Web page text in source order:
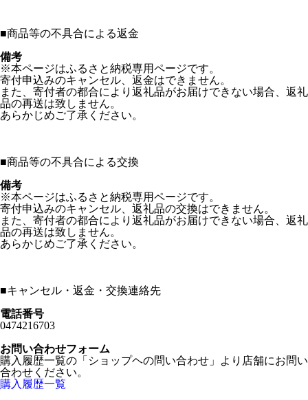
■商品等の不具合による返金
備考
※本ページはふるさと納税専用ページです。
寄付申込みのキャンセル、返金はできません。
また、寄付者の都合により返礼品がお届けできない場合、返礼
品の再送は致しません。
あらかじめご了承ください。
■商品等の不具合による交換
備考
※本ページはふるさと納税専用ページです。
寄付申込みのキャンセル、返礼品の交換はできません。
また、寄付者の都合により返礼品がお届けできない場合、返礼
品の再送は致しません。
あらかじめご了承ください。
■キャンセル・返金・交換連絡先
電話番号
0474216703
お問い合わせフォーム
購入履歴一覧の「ショップヘの問い合わせ」より店舗にお問い
合わせください。
購入履歴一覧